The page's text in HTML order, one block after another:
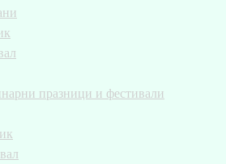
празници и фестивали